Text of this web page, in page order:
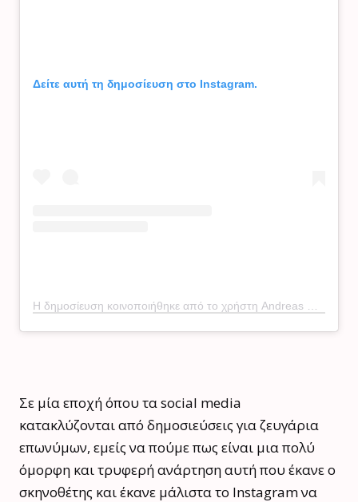
Δείτε αυτή τη δημοσίευση στο Instagram.
Σε μία εποχή όπου τα social media
κατακλύζονται από δημοσιεύσεις για ζευγάρια
επωνύμων, εμείς να πούμε πως είναι μια πολύ
όμορφη και τρυφερή ανάρτηση αυτή που έκανε ο
σκηνοθέτης και έκανε μάλιστα το Instagram να